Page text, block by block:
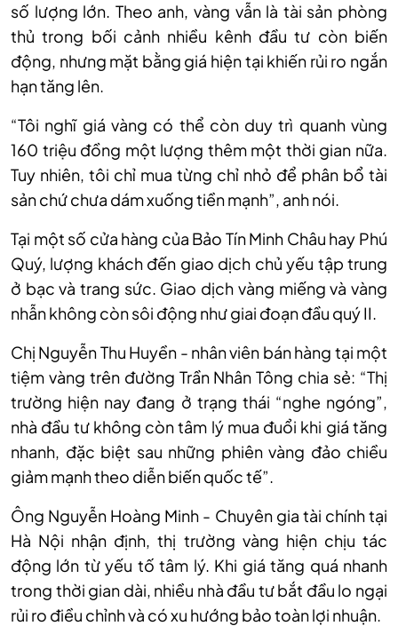
số lượng lớn. Theo anh, vàng vẫn là tài sản phòng
thủ trong bối cảnh nhiều kênh đầu tư còn biến
động, nhưng mặt bằng giá hiện tại khiến rủi ro ngắn
hạn tăng lên.
“Tôi nghĩ giá vàng có thể còn duy trì quanh vùng
160 triệu đồng một lượng thêm một thời gian nữa.
Tuy nhiên, tôi chỉ mua từng chỉ nhỏ để phân bổ tài
sản chứ chưa dám xuống tiền mạnh”, anh nói.
Tại một số cửa hàng của Bảo Tín Minh Châu hay Phú
Quý, lượng khách đến giao dịch chủ yếu tập trung
ở bạc và trang sức. Giao dịch vàng miếng và vàng
nhẫn không còn sôi động như giai đoạn đầu quý II.
Chị Nguyễn Thu Huyền - nhân viên bán hàng tại một
tiệm vàng trên đường Trần Nhân Tông chia sẻ: “Thị
trường hiện nay đang ở trạng thái “nghe ngóng”,
nhà đầu tư không còn tâm lý mua đuổi khi giá tăng
nhanh, đặc biệt sau những phiên vàng đảo chiều
giảm mạnh theo diễn biến quốc tế”.
Ông Nguyễn Hoàng Minh - Chuyên gia tài chính tại
Hà Nội nhận định, thị trường vàng hiện chịu tác
động lớn từ yếu tố tâm lý. Khi giá tăng quá nhanh
trong thời gian dài, nhiều nhà đầu tư bắt đầu lo ngại
rủi ro điều chỉnh và có xu hướng bảo toàn lợi nhuận.